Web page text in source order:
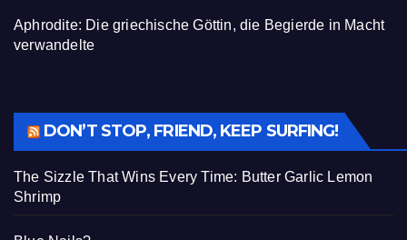
Aphrodite: Die griechische Göttin, die Begierde in Macht
verwandelte
DON’T STOP, FRIEND, KEEP SURFING!
The Sizzle That Wins Every Time: Butter Garlic Lemon
Shrimp